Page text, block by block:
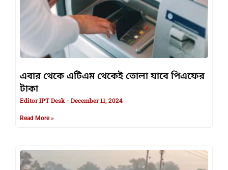
এবার থেকে এটিএম থেকেই তোলা যাবে পিএফের
টাকা
Editor IPT Desk December 11, 2024
Read More »